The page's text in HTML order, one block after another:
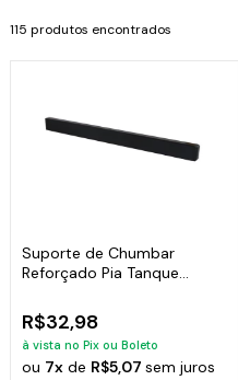
115 produtos encontrados
Suporte de Chumbar
Reforçado Pia Tanque
R$32,98
à vista no Pix ou Boleto
ou 7x de R$5,07sem juros